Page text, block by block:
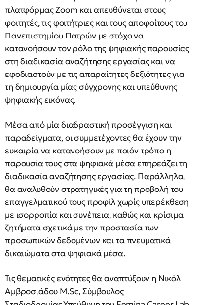
πλατφόρμας Zoom και απευθύνεται στους
φοιτητές, τις φοιτήτριες και τους αποφοίτους του
Πανεπιστημίου Πατρών με στόχο να
κατανοήσουν τον ρόλο της ψηφιακής παρουσίας
στη διαδικασία αναζήτησης εργασίας και να
εφοδιαστούν με τις απαραίτητες δεξιότητες για
τη δημιουργία μίας σύγχρονης και υπεύθυνης
ψηφιακής εικόνας.
Μέσα από μία διαδραστική προσέγγιση και
παραδείγματα, οι συμμετέχοντες θα έχουν την
ευκαιρία να κατανοήσουν με ποιόν τρόπο η
παρουσία τους στα ψηφιακά μέσα επηρεάζει τη
διαδικασία αναζήτησης εργασίας. Παράλληλα,
θα αναλυθούν στρατηγικές για τη προβολή του
επαγγελματικού τους προφίλ χωρίς υπερέκθεση
με ισορροπία και συνέπεια, καθώς και κρίσιμα
ζητήματα σχετικά με την προστασία των
προσωπικών δεδομένων και τα πνευματικά
δικαιώματα στα ψηφιακά μέσα.
Τις θεματικές ενότητες θα αναπτύξουν η Νικόλ
Αμβροσιάδου M.Sc, Σύμβουλος